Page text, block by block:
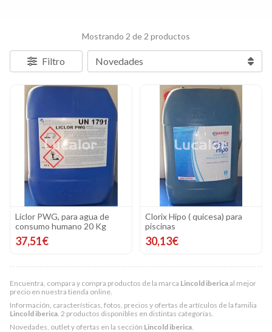
Encuentra, compara y compra productos de la marca Lincold ibericaal mejor
precio en nuestra tienda online.
Información, características, fotos, precios y ofertas de artículos de la familia
Lincold iberica . 2 productos disponibles en distintas categorías.
Novedades, outlet y ofertas en la sección Lincold iberica
Mostrando 2 de 2 productos
Filtro
Liclor PWG, para agua de
consumo humano 20 Kg
37,51€
Clorix Hipo ( quicesa) para
piscinas
30,13€